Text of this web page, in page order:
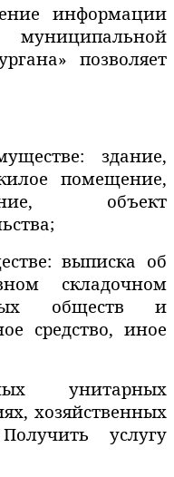
информации
позволяет
здание,
помещение,
объект
выписка об
складочном
обществ и
средство, иное
унитарных
хозяйственных
услугу